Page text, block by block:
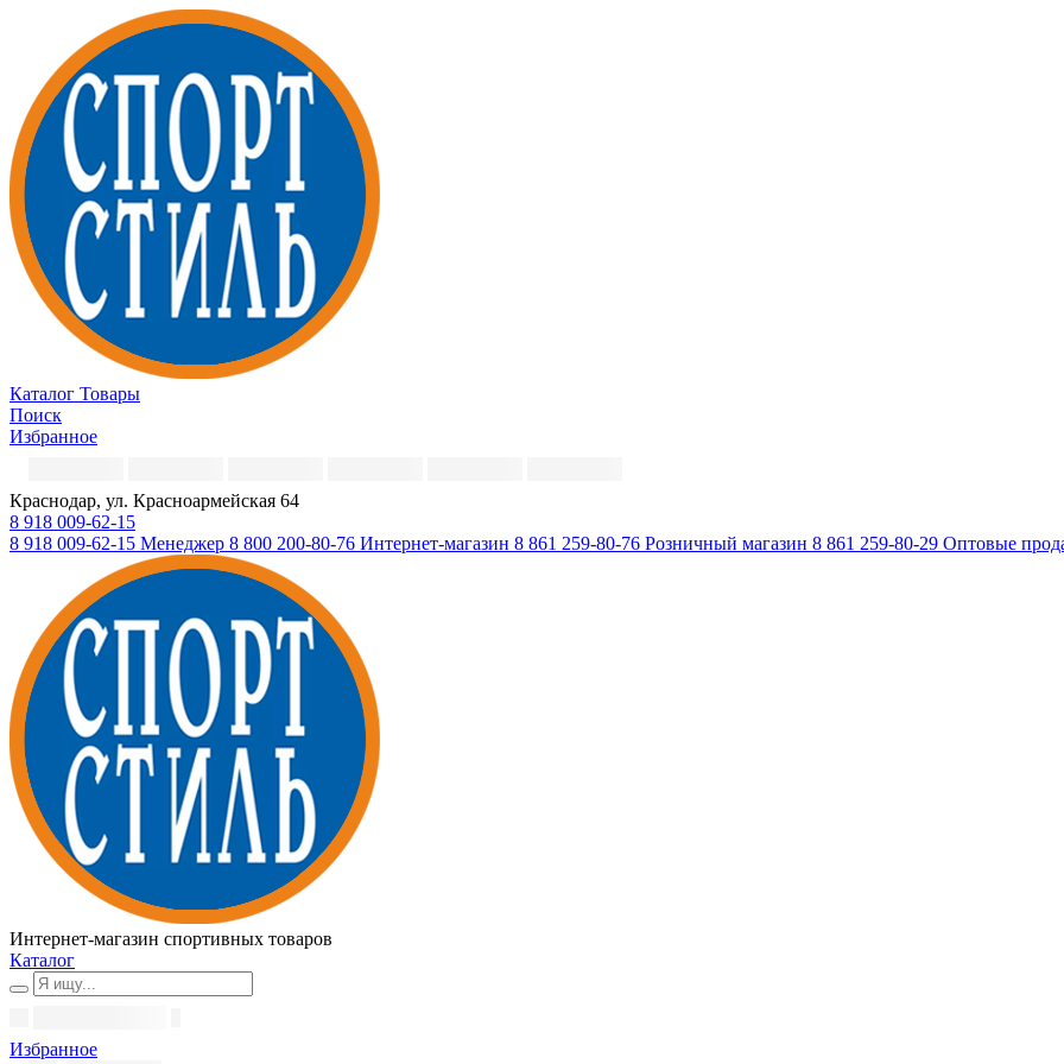
Каталог Товары
Поиск
Избранное
Краснодар, ул. Красноармейская 64
8 918 009-62-15
8 918 009-62-15 Менеджер 8 800 200-80-76 Интернет-магазин 8 861 259-80-76 Розничный магазин 8 861 259-80-29 Оптовые
Интернет-магазин спортивных товаров
Каталог
Избранное